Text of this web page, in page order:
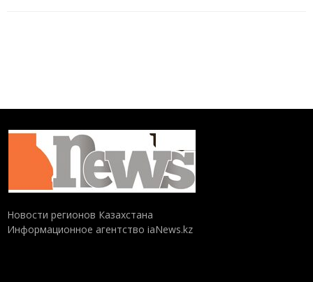
Новости регионов Казахстана
Информационное агентство iaNews.kz